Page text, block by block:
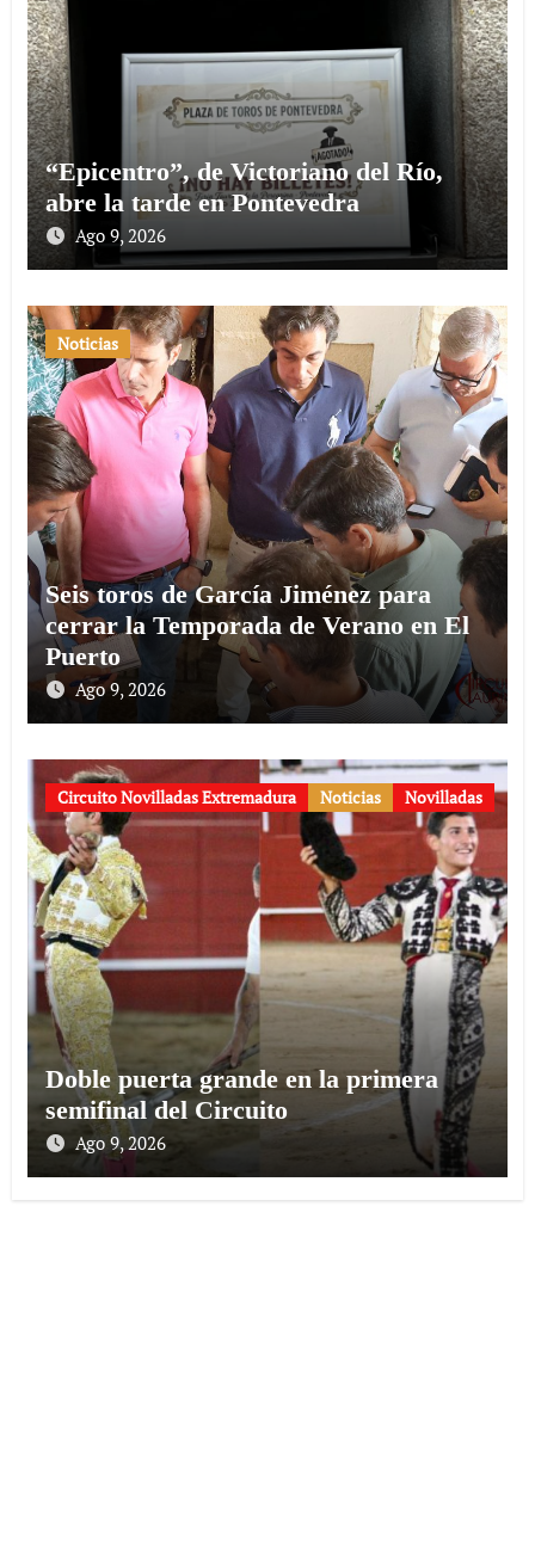
“Epicentro”, de Victoriano del Río,
abre la tarde en Pontevedra
Ago 9, 2026
Noticias
Seis toros de García Jiménez para
cerrar la Temporada de Verano en El
Puerto
Ago 9, 2026
Circuito Novilladas Extremadura Noticias Novilladas
Doble puerta grande en la primera
semifinal del Circuito
Ago 9, 2026